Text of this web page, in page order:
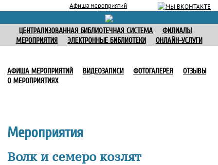
Афиша мероприятий
ЦЕНТРАЛИЗОВАННАЯ БИБЛИОТЕЧНАЯ СИСТЕМА
ФИЛИАЛЫ
МЕРОПРИЯТИЯ
ЭЛЕКТРОННЫЕ БИБЛИОТЕКИ ОНЛАЙН-УСЛУГИ
АФИША МЕРОПРИЯТИЙ ВИДЕОЗАПИСИ ФОТОГАЛЕРЕЯ
ОТЗЫВЫ
О МЕРОПРИЯТИЯХ
Мероприятия
Волк и семеро козлят